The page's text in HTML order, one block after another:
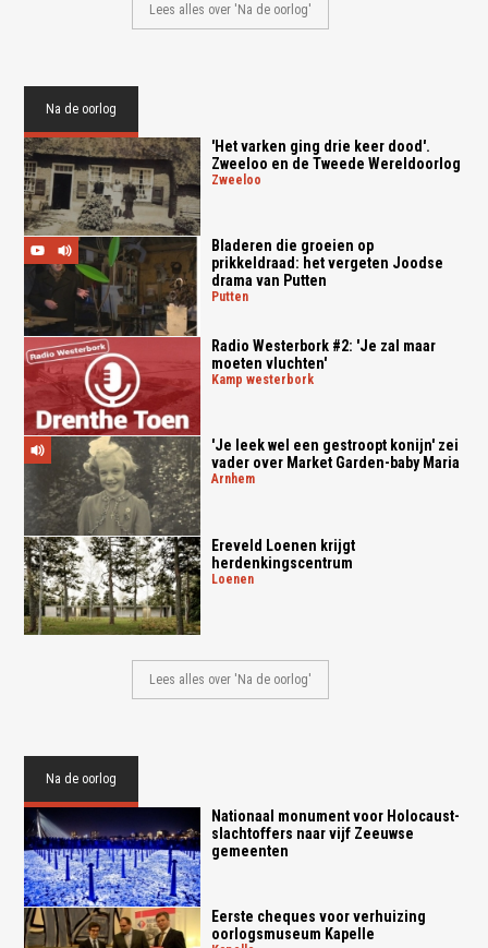
Lees alles over 'Na de oorlog'
Na de oorlog
'Het varken ging drie keer dood'.
Zweeloo en de Tweede Wereldoorlog
zweeloo
Bladeren die groeien op
prikkeldraad: het vergeten Joodse
drama van Putten
putten
Radio Westerbork #2: 'Je zal maar
moeten vluchten'
kamp westerbork
'Je leek wel een gestroopt konijn' zei
vader over Market Garden-baby Maria
arnhem
Ereveld Loenen krijgt
herdenkingscentrum
loenen
Lees alles over 'Na de oorlog'
Na de oorlog
Nationaal monument voor Holocaust-
slachtoffers naar vijf Zeeuwse
gemeenten
Eerste cheques voor verhuizing
oorlogsmuseum Kapelle